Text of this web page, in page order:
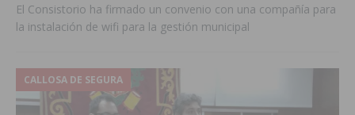
El Consistorio ha firmado un convenio con una compañía para
la instalación de wifi para la gestión municipal
CALLOSA DE SEGURA